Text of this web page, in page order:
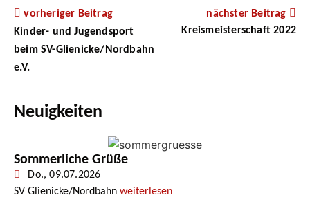
vorheriger Beitrag
Kinder- und Jugendsport
beim SV-Glienicke/Nordbahn
e.V.
nächster Beitrag
Kreismeisterschaft 2022
Neuigkeiten
Sommerliche Grüße
Do., 09.07.2026
SV Glienicke/Nordbahn weiterlesen